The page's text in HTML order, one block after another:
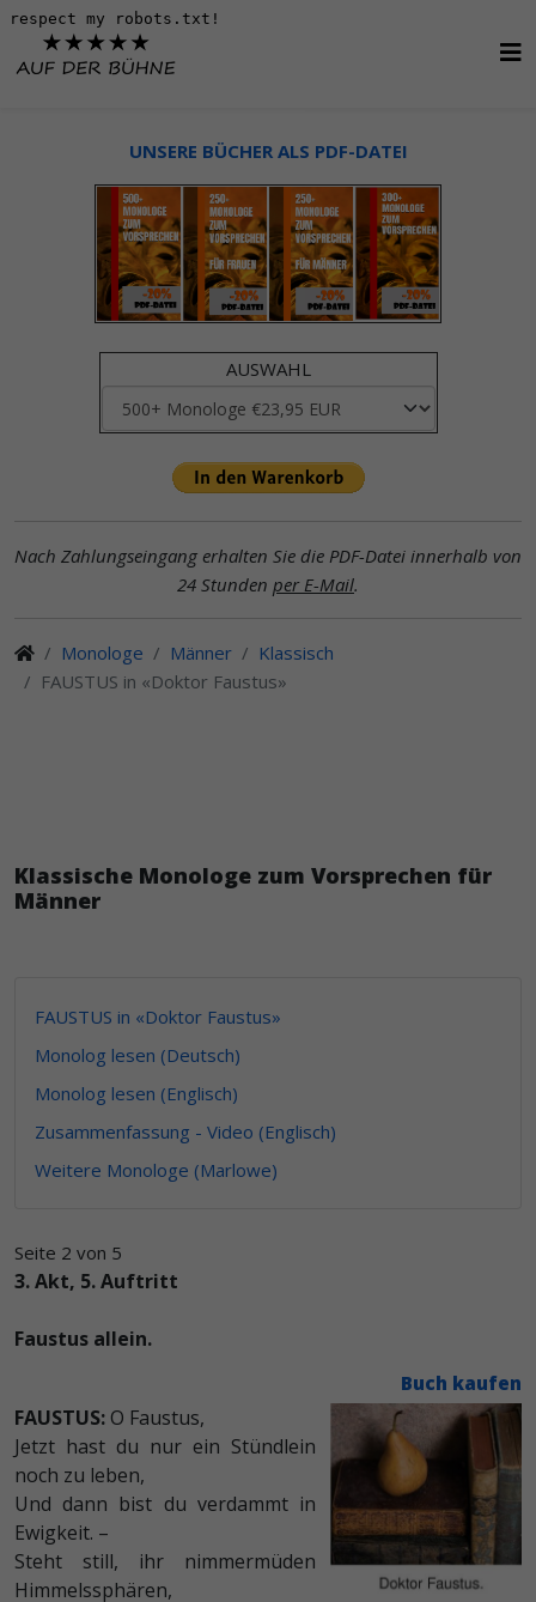
UNSERE BÜCHER ALS PDF-DATEI
AUSWAHL
Nach Zahlungseingang erhalten Sie die PDF-Datei innerhalb von
24 Stunden per E-Mail.
Monologe Männer
Klassisch
FAUSTUS in «Doktor Faustus»
Klassische Monologe zum Vorsprechen für
Männer
FAUSTUS in «Doktor Faustus»
Monolog lesen (Deutsch)
Monolog lesen (Englisch)
Zusammenfassung - Video (Englisch)
Weitere Monologe (Marlowe)
Seite 2 von 5
3. Akt, 5. Auftritt
Faustus allein.
Buch kaufen
FAUSTUS: O Faustus,
Jetzt hast du nur ein Stündlein
noch zu leben,
Und dann bist du verdammt in
Ewigkeit. –
Steht still, ihr nimmermüden
Himmelssphären,